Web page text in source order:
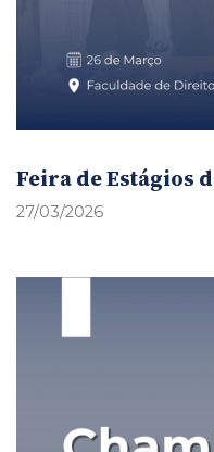
Feira de Estágios
27/03/2026